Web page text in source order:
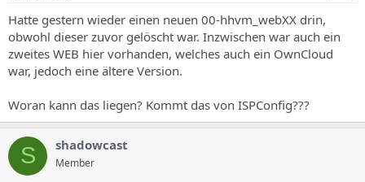
Hatte gestern wieder einen neuen 00-hhvm_webXX drin,
obwohl dieser zuvor gelöscht war. Inzwischen war auch ein
zweites WEB hier vorhanden, welches auch ein OwnCloud
war, jedoch eine ältere Version.
Woran kann das liegen? Kommt das von ISPConfig???
S shadowcast
Member